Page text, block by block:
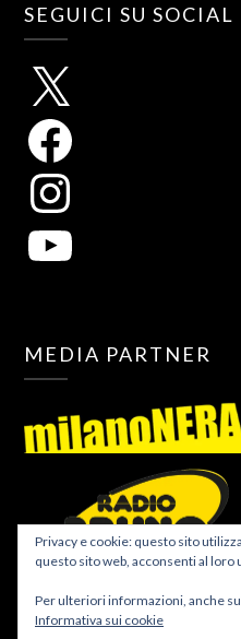
SEGUICI SU SOCIAL
MEDIA PARTNER
Privacy e cookie: questo sito
questo sito web, acconsenti al loro
Per ulteriori informazioni, anche
Informativa sui cookie